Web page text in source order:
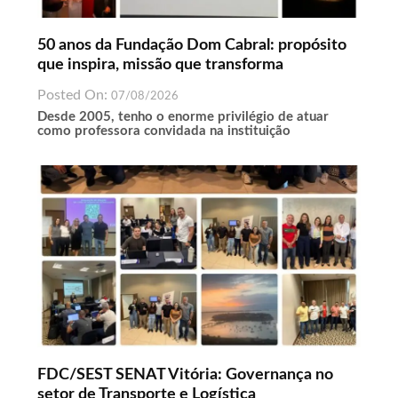
50 anos da Fundação Dom Cabral: propósito
que inspira, missão que transforma
Posted On: 07/08/2026
Desde 2005, tenho o enorme privilégio de atuar
como professora convidada na instituição
FDC/SEST SENAT Vitória: Governança no
setor de Transporte e Logística